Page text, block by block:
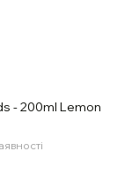
- 200ml Lemon